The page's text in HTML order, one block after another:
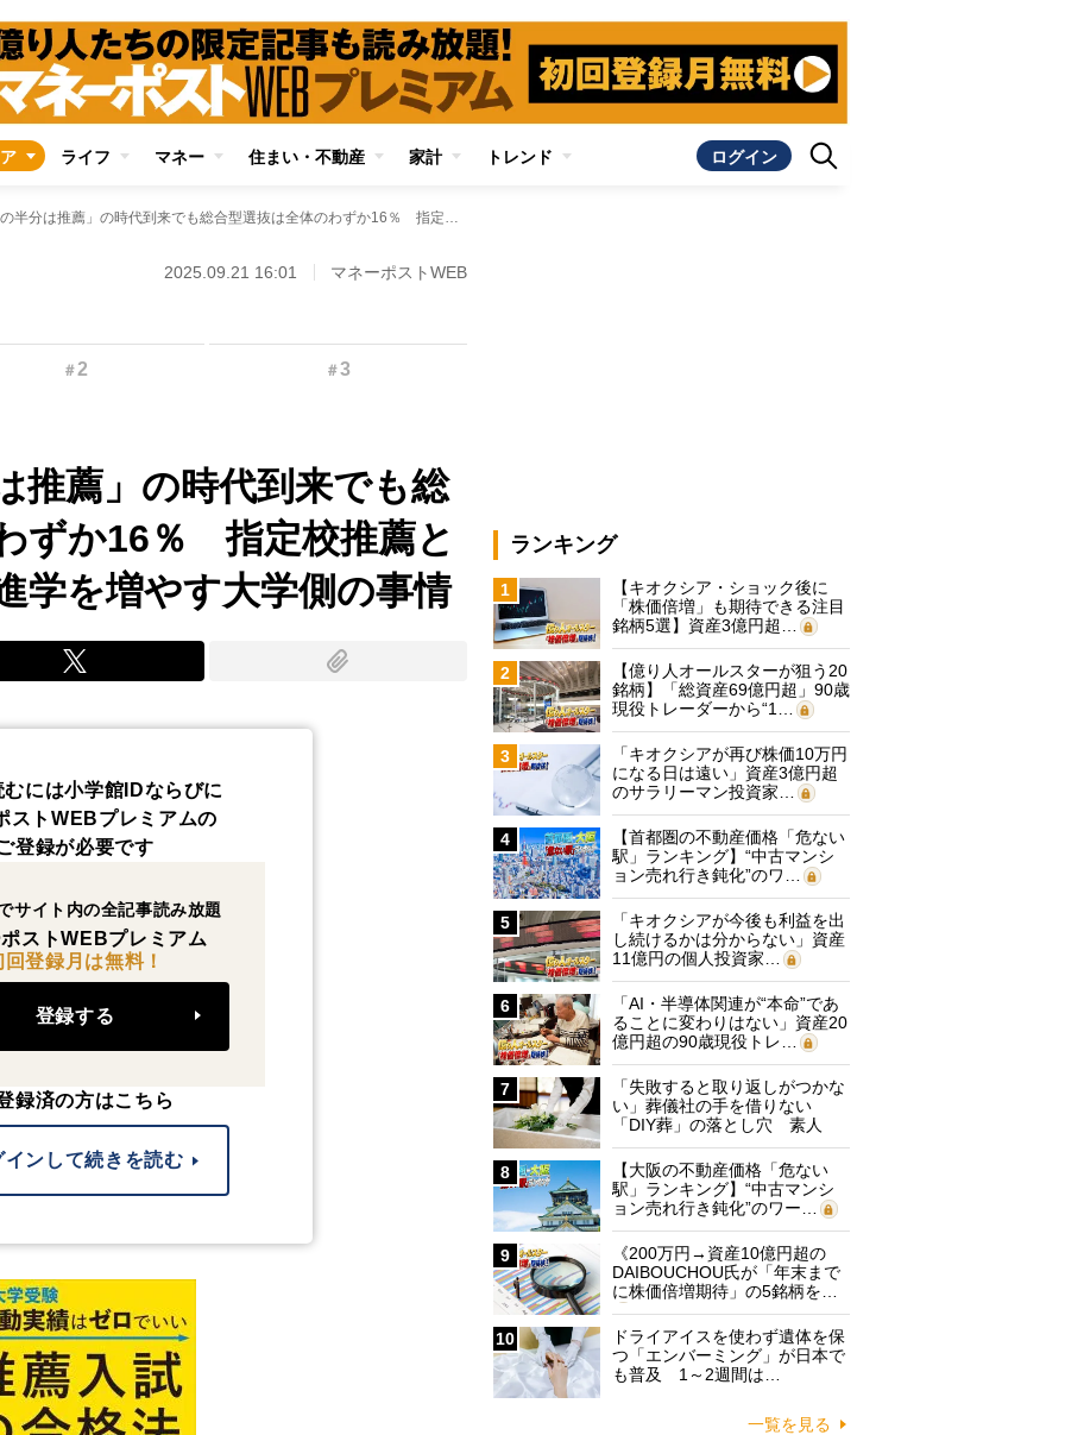
ライフ マネー 住まい・不動産 家計 トレンド ログイン
「大学受験の半分は推薦」の時代到来でも総合型選抜は全体のわずか16％ 指定校推薦と付属校からの内部進学を増やす大学側の事情
2025.09.21 16:01 マネーポストWEB
＃2 ＃3
推薦」の時代到来でも総
ずか16％ 指定校推薦と
学を増やす大学側の事情
には小学館IDならびに
ストWEBプレミアムの
登録が必要です
サイト内の全記事読み放題
ストWEBプレミアム
回登録月は無料！
登録する
録済の方はこちら
インして続きを読む
ランキング
1
【キオクシア・ショック後に
「株価倍増」も期待できる注目
銘柄5選】資産3億円超…
2
【億り人オールスターが狙う20
銘柄】「総資産69億円超」90歳
現役トレーダーから“1…
3
「キオクシアが再び株価10万円
になる日は遠い」資産3億円超
のサラリーマン投資家…
4
【首都圏の不動産価格「危ない
駅」ランキング】“中古マンシ
ョン売れ行き鈍化”のワ…
5
「キオクシアが今後も利益を出
し続けるかは分からない」資産
11億円の個人投資家…
6
「AI・半導体関連が“本命”であ
ることに変わりはない」資産20
億円超の90歳現役トレ…
7
「失敗すると取り返しがつかな
い」葬儀社の手を借りない
「DIY葬」の落とし穴 素人
に…
8
【大阪の不動産価格「危ない
駅」ランキング】“中古マンシ
ョン売れ行き鈍化”のワー…
9
《200万円→資産10億円超の
DAIBOUCHOU氏が「年末まで
に株価倍増期待」の5銘柄を…
10
ドライアイスを使わず遺体を保
つ「エンバーミング」が日本で
も普及 1～2週間は…
一覧を見る